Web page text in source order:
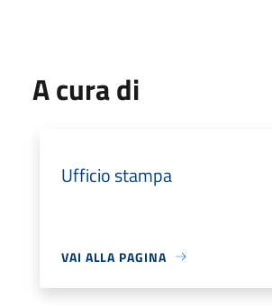
A cura di
Ufficio stampa
VAI ALLA PAGINA